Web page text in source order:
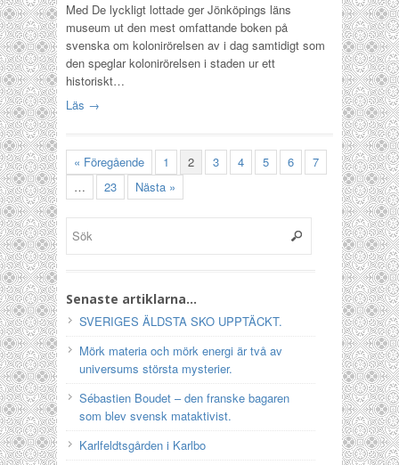
Med De lyckligt lottade ger Jönköpings läns
museum ut den mest omfattande boken på
svenska om kolonirörelsen av i dag samtidigt som
den speglar kolonirörelsen i staden ur ett
historiskt…
Läs →
« Föregående 1 2 3 4 5 6
7
…
23 Nästa »
Senaste artiklarna…
SVERIGES ÄLDSTA SKO UPPTÄCKT.
Mörk materia och mörk energi är två av
universums största mysterier.
Sébastien Boudet – den franske bagaren
som blev svensk mataktivist.
Karlfeldtsgården i Karlbo